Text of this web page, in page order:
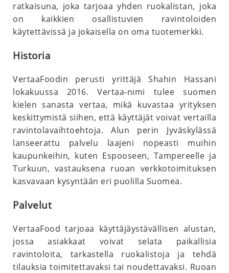
ratkaisuna, joka tarjoaa yhden ruokalistan, joka
on kaikkien osallistuvien ravintoloiden
käytettävissä ja jokaisella on oma tuotemerkki.
Historia
VertaaFoodin perusti yrittäjä Shahin Hassani
lokakuussa 2016. Vertaa-nimi tulee suomen
kielen sanasta vertaa, mikä kuvastaa yrityksen
keskittymistä siihen, että käyttäjät voivat vertailla
ravintolavaihtoehtoja. Alun perin Jyväskylässä
lanseerattu palvelu laajeni nopeasti muihin
kaupunkeihin, kuten Espooseen, Tampereelle ja
Turkuun, vastauksena ruoan verkkotoimituksen
kasvavaan kysyntään eri puolilla Suomea.
Palvelut
VertaaFood tarjoaa käyttäjäystävällisen alustan,
jossa asiakkaat voivat selata paikallisia
ravintoloita, tarkastella ruokalistoja ja tehdä
tilauksia toimitettavaksi tai noudettavaksi. Ruoan